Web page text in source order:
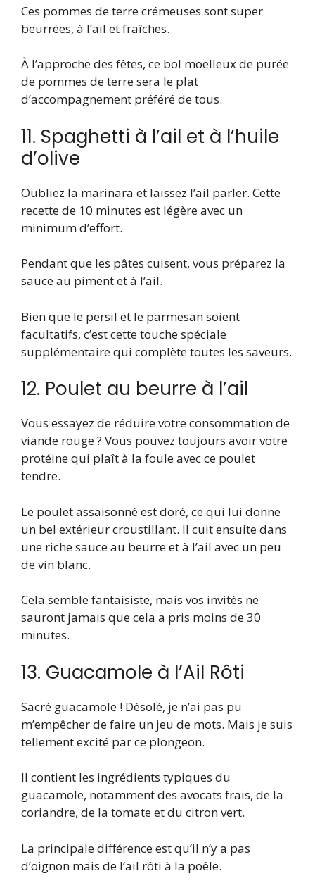
Ces pommes de terre crémeuses sont super
beurrées, à l’ail et fraîches.
À l’approche des fêtes, ce bol moelleux de purée
de pommes de terre sera le plat
d’accompagnement préféré de tous.
11. Spaghetti à l’ail et à l’huile
d’olive
Oubliez la marinara et laissez l’ail parler. Cette
recette de 10 minutes est légère avec un
minimum d’effort.
Pendant que les pâtes cuisent, vous préparez la
sauce au piment et à l’ail.
Bien que le persil et le parmesan soient
facultatifs, c’est cette touche spéciale
supplémentaire qui complète toutes les saveurs.
12. Poulet au beurre à l’ail
Vous essayez de réduire votre consommation de
viande rouge ? Vous pouvez toujours avoir votre
protéine qui plaît à la foule avec ce poulet
tendre.
Le poulet assaisonné est doré, ce qui lui donne
un bel extérieur croustillant. Il cuit ensuite dans
une riche sauce au beurre et à l’ail avec un peu
de vin blanc.
Cela semble fantaisiste, mais vos invités ne
sauront jamais que cela a pris moins de 30
minutes.
13. Guacamole à l’Ail Rôti
Sacré guacamole ! Désolé, je n’ai pas pu
m’empêcher de faire un jeu de mots. Mais je suis
tellement excité par ce plongeon.
Il contient les ingrédients typiques du
guacamole, notamment des avocats frais, de la
coriandre, de la tomate et du citron vert.
La principale différence est qu’il n’y a pas
d’oignon mais de l’ail rôti à la poêle.